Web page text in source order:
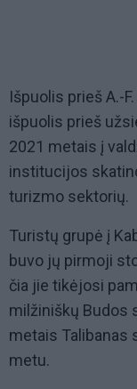
Išpuolis prieš A.-
išpuolis prieš
2021 metais į
institucijos
turizmo sektorių.
Turistų grupė į
buvo jų pirmoji
čia jie tikėjosi
milžiniškų Budos
metais Talibanas
metu.